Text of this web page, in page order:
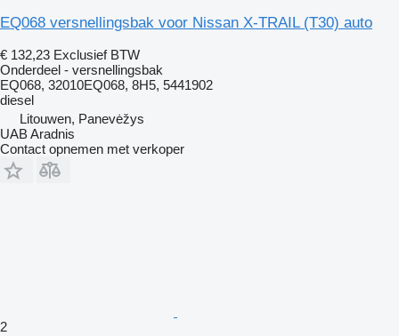
EQ068 versnellingsbak voor Nissan X-TRAIL (T30) auto
€ 132,23 Exclusief BTW
Onderdeel - versnellingsbak
EQ068, 32010EQ068, 8H5, 5441902
diesel
Litouwen, Panevėžys
UAB Aradnis
Contact opnemen met verkoper
2